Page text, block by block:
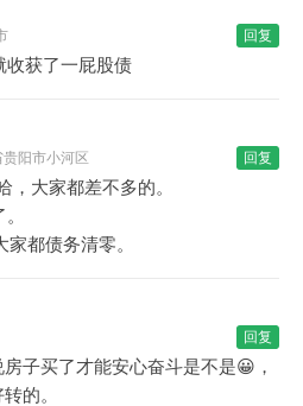
回复
收获了一屁股债
阳市小河区 回复
，大家都差不多的。
都债务清零。
回复
子买了才能安心奋斗是不是😀，
的。